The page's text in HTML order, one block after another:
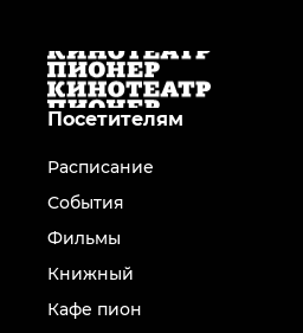
Посетителям
Расписание
События
Фильмы
Книжный
Кафе пион